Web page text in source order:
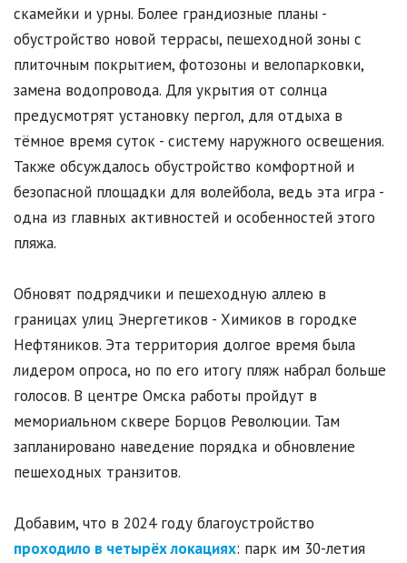
скамейки и урны. Более грандиозные планы -
обустройство новой террасы, пешеходной зоны с
плиточным покрытием, фотозоны и велопарковки,
замена водопровода. Для укрытия от солнца
предусмотрят установку пергол, для отдыха в
тёмное время суток - систему наружного освещения.
Также обсуждалось обустройство комфортной и
безопасной площадки для волейбола, ведь эта игра -
одна из главных активностей и особенностей этого
пляжа.
Обновят подрядчики и пешеходную аллею в
границах улиц Энергетиков - Химиков в городке
Нефтяников. Эта территория долгое время была
лидером опроса, но по его итогу пляж набрал больше
голосов. В центре Омска работы пройдут в
мемориальном сквере Борцов Революции. Там
запланировано наведение порядка и обновление
пешеходных транзитов.
Добавим, что в 2024 году благоустройство
проходило в четырёх локациях: парк им 30-летия